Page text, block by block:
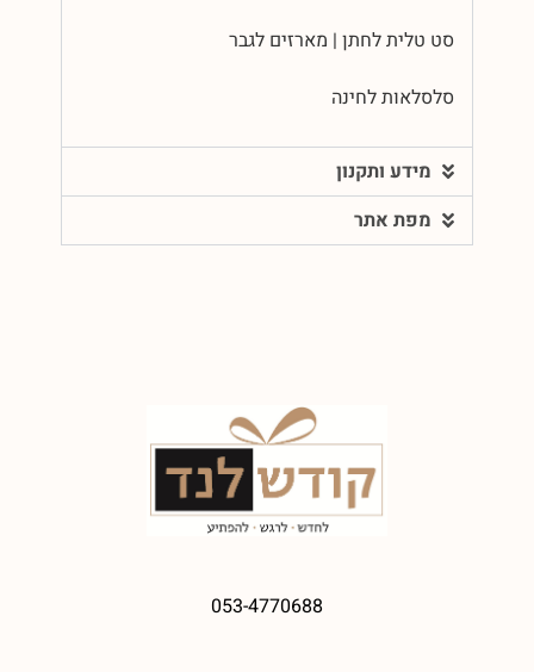
סט טלית לחתן | מארזים לגבר
סלסלאות לחינה
מידע ותקנון
מפת אתר
053-4770688